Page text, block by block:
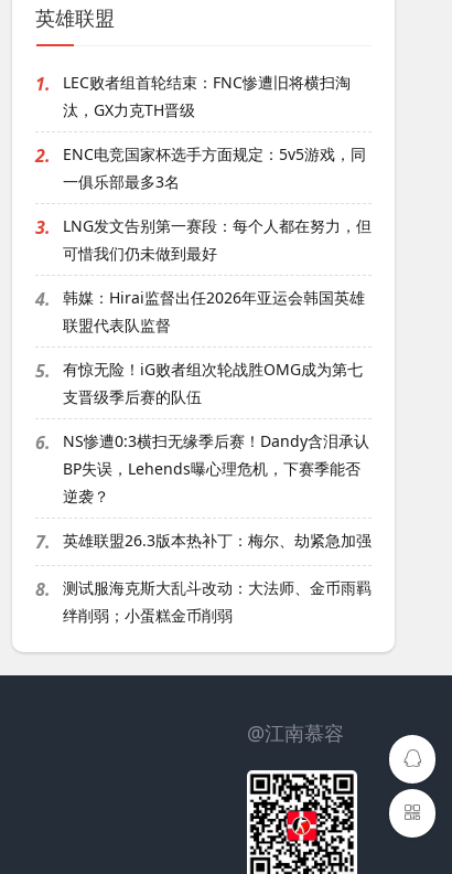
英雄联盟
1.
LEC败者组首轮结束：FNC惨遭旧将横扫淘
汰，GX力克TH晋级
2.
ENC电竞国家杯选手方面规定：5v5游戏，同
一俱乐部最多3名
3.
LNG发文告别第一赛段：每个人都在努力，但
可惜我们仍未做到最好
4.
韩媒：Hirai监督出任2026年亚运会韩国英雄
联盟代表队监督
5.
有惊无险！iG败者组次轮战胜OMG成为第七
支晋级季后赛的队伍
6.
NS惨遭0:3横扫无缘季后赛！Dandy含泪承认
BP失误，Lehends曝心理危机，下赛季能否
逆袭？
7. 英雄联盟26.3版本热补丁：梅尔、劫紧急加强
8.
测试服海克斯大乱斗改动：大法师、金币雨羁
绊削弱；小蛋糕金币削弱
@江南慕容